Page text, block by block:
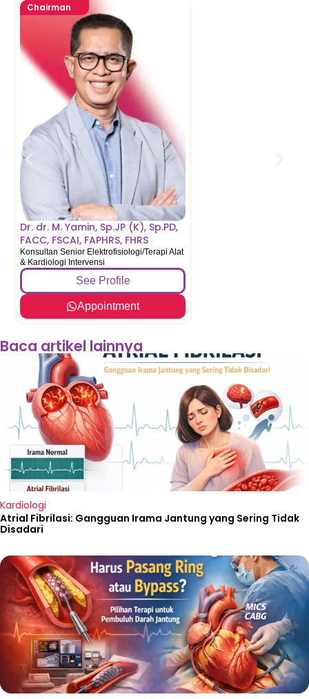
Chairman
Dr. dr. M. Yamin, Sp.JP (K), Sp.PD,
FACC, FSCAI, FAPHRS, FHRS
Konsultan Senior Elektrofisiologi/Terapi Alat
& Kardiologi Intervensi
See Profile
Appointment
Baca artikel lainnya
Kardiologi
Atrial Fibrilasi: Gangguan Irama Jantung yang Sering Tidak
Disadari